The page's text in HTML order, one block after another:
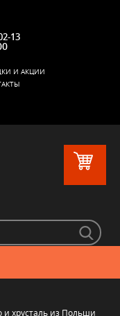
13
И АКЦИИ
и хрусталь из Польши